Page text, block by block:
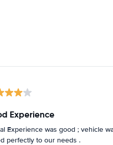
Experience
Experience was good ; vehicle
perfectly to our needs .